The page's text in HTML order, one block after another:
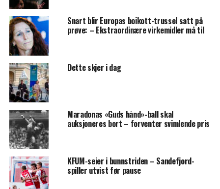
Snart blir Europas boikott-trussel satt på
prøve: – Ekstraordinære virkemidler må til
Dette skjer i dag
Maradonas «Guds hånd»-ball skal
auksjoneres bort – forventer svimlende pris
KFUM-seier i bunnstriden – Sandefjord-
spiller utvist før pause